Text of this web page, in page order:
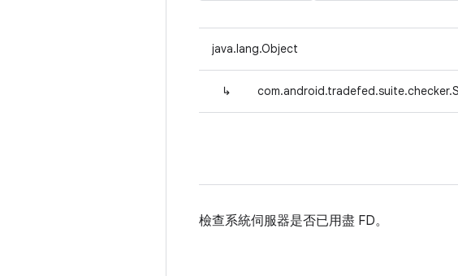
java.lang.Object
↳
檢查系統伺服器是否已用盡 FD。